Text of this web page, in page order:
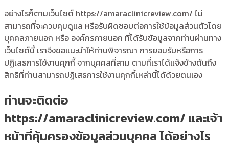
อย่างไรก็ตามเว็บไซต์ https://amaraclinicreview.com/ ไม่
สามารถที่จะควบคุมดูแล หรือรับผิดชอบต่อการใช้ข้อมูลส่วนตัวโดย
บุคคลภายนอก หรือ องค์กรภายนอก ที่ได้รับข้อมูลจากท่านผ่านทาง
เว็บไซต์นี้ เราจึงขอแนะนำให้ท่านพิจารณา การยอมรับหรือการ
ปฏิเสธการใช้งานคุกกี้ จากบุคคลที่สาม ตามที่เราได้แจ้งข้างต้นถึง
สิทธิที่ท่านสามารถปฏิเสธการใช้งานคุกกี้เหล่านี้ได้ด้วยตนเอง
ท่านจะติดต่อ
https://amaraclinicreview.com/ และเจ้า
หน้าที่คุ้มครองข้อมูลส่วนบุคคล ได้อย่างไร